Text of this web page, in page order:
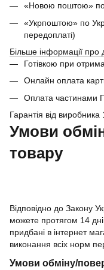
«Новою поштою» по
«Укрпоштою» по
передоплаті)
Більше інформації про
Готівкою при
Онлайн оплата
Оплата частинами
Гарантія від виробника
Умови
товару
Відповідно до Закону
можете протягом 14
придбані в інтернет
виконання всіх норм
Умови обміну/